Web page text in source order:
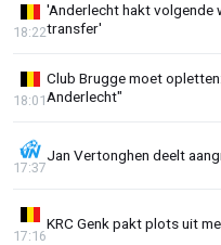
'Anderlecht hakt volgende
transfer'
18:22
Club Brugge moet
Anderlecht"
18:01
Jan Vertonghen deelt
17:37
KRC Genk pakt plots uit
17:16